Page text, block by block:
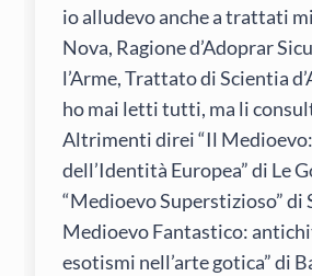
io alludevo anche a trattati
Nova, Ragione d’Adoprar
l’Arme, Trattato di Scientia
ho mai letti tutti, ma li
Altrimenti direi “Il
dell’Identità Europea” di Le
“Medioevo Superstizioso” di
Medioevo Fantastico:
esotismi nell’arte gotica” di